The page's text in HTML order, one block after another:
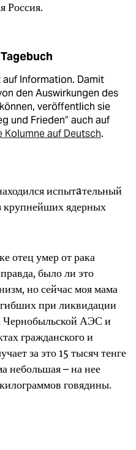
Россия.
auf Information. Damit
den Auswirkungen des
veröffentlich sie
und Frieden“ auch auf
Kolumne auf Deutsch.
испытaтельный
крупнейших ядерных
отец умер от рака
было ли это
но сейчас моя мама
при ликвидации
Чернобыльской АЭС и
гражданского и
за это 15 тысяч тенге
небольшая – на нее
говядины.